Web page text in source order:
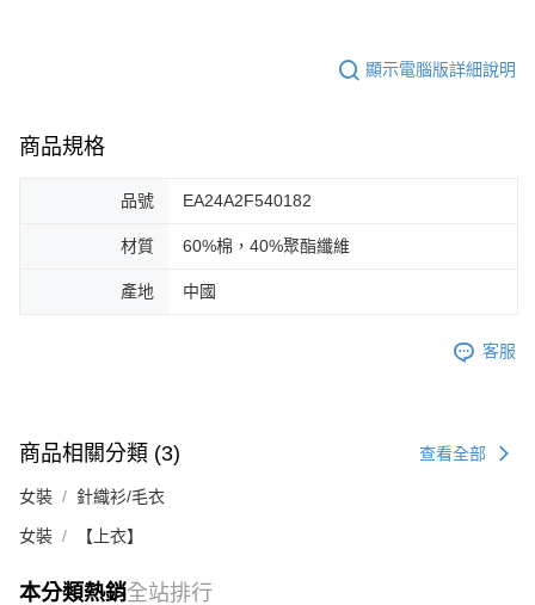
顯示電腦版詳細說明
商品規格
品號 EA24A2F540182
材質 60%棉，40%聚酯纖維
產地 中國
客服
商品相關分類 (3) 查看全部
女裝 針織衫/毛衣
女裝 【上衣】
本分類熱銷全站排行